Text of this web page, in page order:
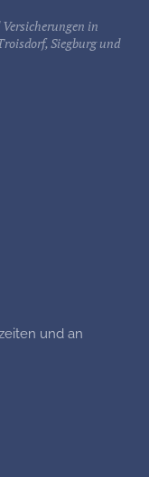
in
Siegburg und
und an